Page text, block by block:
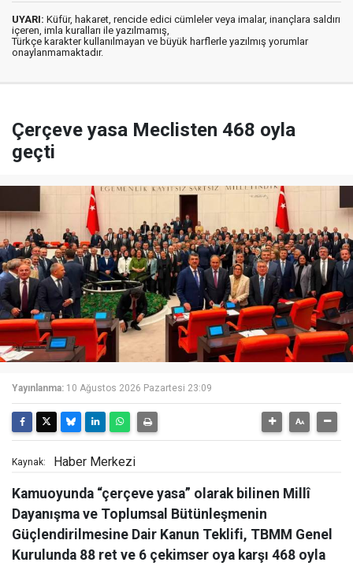
UYARI: Küfür, hakaret, rencide edici cümleler veya imalar, inançlara saldırı
içeren, imla kuralları ile yazılmamış,
Türkçe karakter kullanılmayan ve büyük harflerle yazılmış yorumlar
onaylanmamaktadır.
Çerçeve yasa Meclisten 468 oyla
geçti
Yayınlanma: 10 Ağustos 2026 Pazartesi 23:09
Kaynak: Haber Merkezi
Kamuoyunda “çerçeve yasa” olarak bilinen Millî
Dayanışma ve Toplumsal Bütünleşmenin
Güçlendirilmesine Dair Kanun Teklifi, TBMM Genel
Kurulunda 88 ret ve 6 çekimser oya karşı 468 oyla